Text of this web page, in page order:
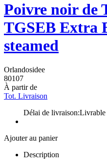
Poivre noir de
TGSEB Extra
steamed
Orlandosidee
80107
À partir de
Tot. Livraison
Délai de livraison:Livrable
Ajouter au panier
Description